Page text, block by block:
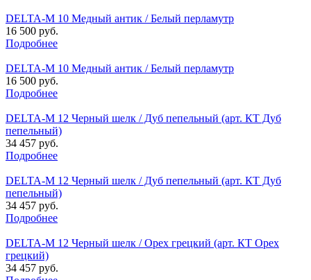
DELTA-M 10 Медный антик / Белый перламутр
16 500 руб.
Подробнее
DELTA-M 10 Медный антик / Белый перламутр
16 500 руб.
Подробнее
DELTA-M 12 Черный шелк / Дуб пепельный (арт. КТ Дуб
пепельный)
34 457 руб.
Подробнее
DELTA-M 12 Черный шелк / Дуб пепельный (арт. КТ Дуб
пепельный)
34 457 руб.
Подробнее
DELTA-M 12 Черный шелк / Орех грецкий (арт. КТ Орех
грецкий)
34 457 руб.